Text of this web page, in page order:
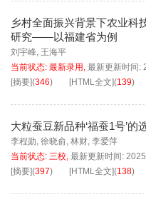
乡村全面振兴背景下农业科
研究——以福建省为例
刘宇峰, 王海平
当前状态: 最新录用 , 最新更新时间:
[摘要](346) [HTML全文](139)
大粒蚕豆新品种‘福蚕1号’的
李程勋, 徐晓俞, 林财, 李爱萍
当前状态: 三校, 最新更新时间:
[摘要](397) [HTML全文](138)